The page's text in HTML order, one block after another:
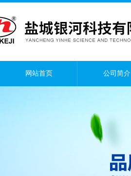
网站首页 公司简介